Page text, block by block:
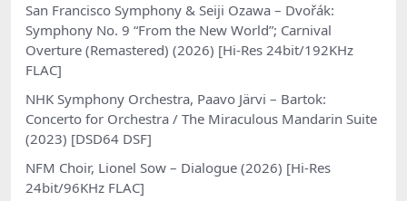
San Francisco Symphony & Seiji Ozawa – Dvořák:
Symphony No. 9 “From the New World”; Carnival
Overture (Remastered) (2026) [Hi-Res 24bit/192KHz
FLAC]
NHK Symphony Orchestra, Paavo Järvi – Bartok:
Concerto for Orchestra / The Miraculous Mandarin Suite
(2023) [DSD64 DSF]
NFM Choir, Lionel Sow – Dialogue (2026) [Hi-Res
24bit/96KHz FLAC]